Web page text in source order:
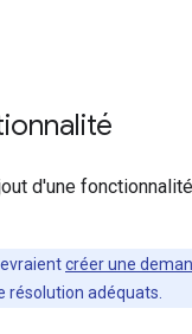
d'une
créer une
résolution adéquats.